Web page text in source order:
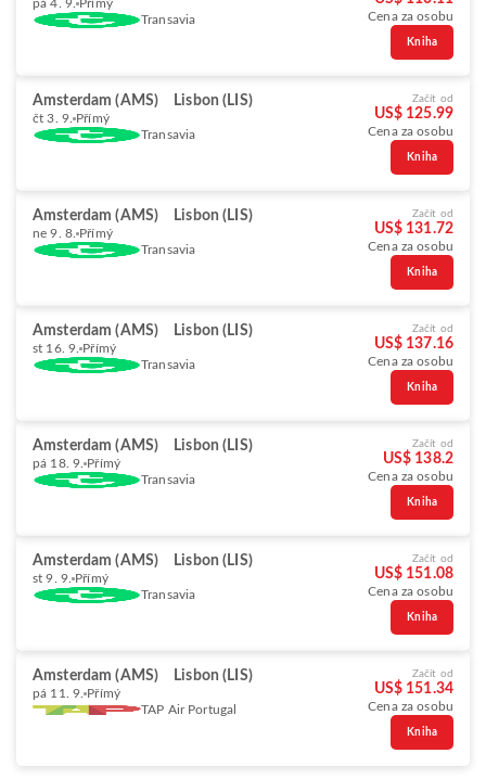
pá 4. 9. Přímý
Transavia
Cena za osobu
Kniha
Amsterdam (AMS) Lisbon (LIS)
čt 3. 9. Přímý
Transavia
Začít od
US$ 125.99
Cena za osobu
Kniha
Amsterdam (AMS) Lisbon (LIS)
ne 9. 8. Přímý
Transavia
Začít od
US$ 131.72
Cena za osobu
Kniha
Amsterdam (AMS) Lisbon (LIS)
st 16. 9. Přímý
Transavia
Začít od
US$ 137.16
Cena za osobu
Kniha
Amsterdam (AMS) Lisbon (LIS)
pá 18. 9. Přímý
Transavia
Začít od
US$ 138.2
Cena za osobu
Kniha
Amsterdam (AMS) Lisbon (LIS)
st 9. 9. Přímý
Transavia
Začít od
US$ 151.08
Cena za osobu
Kniha
Amsterdam (AMS) Lisbon (LIS)
pá 11. 9. Přímý
TAP Air Portugal
Začít od
US$ 151.34
Cena za osobu
Kniha